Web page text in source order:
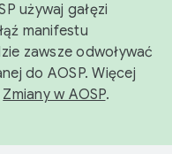
używaj gałęzi
manifestu
zawsze odwoływać
do AOSP. Więcej
Zmiany w AOSP.